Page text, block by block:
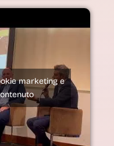
marketing e